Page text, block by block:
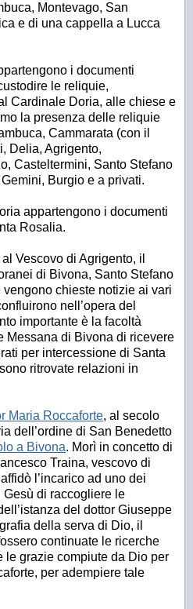
Montevago, San
e di una cappella a Lucca
i documenti
le reliquie,
Cardinale Doria, alle chiese e
la presenza delle reliquie
Cammarata (con il
Delia, Agrigento,
Casteltermini, Santo Stefano
Burgio e a privati.
appartengono i documenti
Rosalia.
Vescovo di Agrigento, il
di Bivona, Santo Stefano
chieste notizie ai vari
nell’opera del
importante è la facoltà
Messana di Bivona di ricevere
per intercessione di Santa
ritrovate relazioni in
Maria Roccaforte, al secolo
dell’ordine di San Benedetto
a Bivona. Morì in concetto di
Traina, vescovo di
l’incarico ad uno dei
di raccogliere le
del dottor Giuseppe
della serva di Dio, il
continuate le ricerche
le grazie compiute da Dio per
per adempiere tale